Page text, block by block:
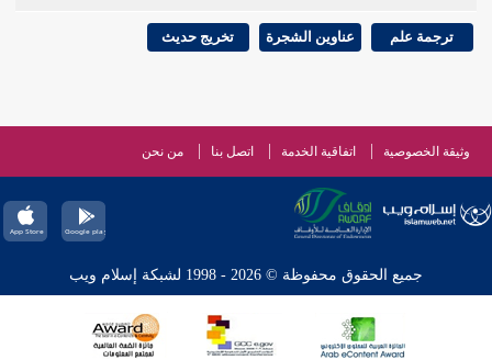
ترجمة علم عناوين الشجرة تخريج حديث
وثيقة الخصوصية اتفاقية الخدمة اتصل بنا من نحن
جميع الحقوق محفوظة © 2026 - 1998 لشبكة إسلام ويب